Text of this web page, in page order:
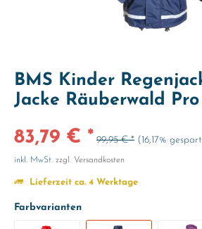
BMS Kinder
Jacke Räuberwald
83,79 € * 99,95 € * (16,17%
inkl. MwSt. zzgl. Versandkosten
Lieferzeit ca. 4 Werktage
Farbvarianten